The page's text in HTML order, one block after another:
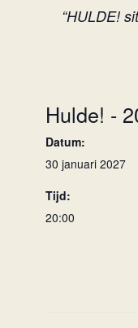
“HULDE!
Hulde! -
Datum:
30 januari 2027
Tijd:
20:00